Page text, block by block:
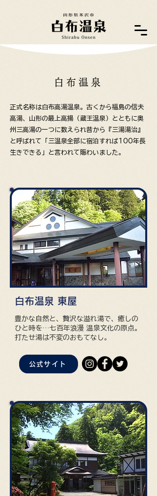
白布温泉
正式名称は白布高湯温泉。古くから福島の信夫
高湯、山形の最上高揚（蔵王温泉）とともに奥
州三高湯の一つに数えられ昔から『三湯湯治』
と呼ばれて 「三温泉全部に宿泊すれば100年長
生きできる」と言われて賑わいました。
​​白布温泉 東屋
​豊かな自然と、贅沢な溢れ湯で、癒しの
ひと時を…七百年浪漫 温泉文化の原点。
打たせ湯は不変のおもてなし。
公式サイト